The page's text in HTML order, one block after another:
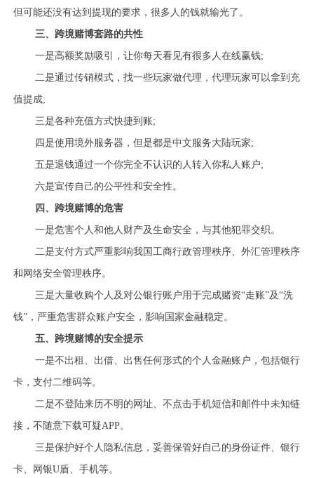
但可能还没有达到提现的要求，很多人的钱就输光了。
三、跨境赌博套路的共性
一是高额奖励吸引，让你每天看见有很多人在线赢钱;
二是通过传销模式，找一些玩家做代理，代理玩家可以拿到充
值提成;
三是各种充值方式快捷到账;
四是使用境外服务器，但是都是中文服务大陆玩家;
五是退钱通过一个你完全不认识的人转入你私人账户;
六是宣传自己的公平性和安全性。
四、跨境赌博的危害
一是危害个人和他人财产及生命安全，与其他犯罪交织。
二是支付方式严重影响我国工商行政管理秩序、外汇管理秩序
和网络安全管理秩序。
三是大量收购个人及对公银行账户用于完成赌资“走账”及“洗
钱”，严重危害群众账户安全，影响国家金融稳定。
五、跨境赌博的安全提示
一是不出租、出借、出售任何形式的个人金融账户，包括银行
卡，支付二维码等。
二是不登陆来历不明的网址、不点击手机短信和邮件中未知链
接，不随意下载可疑APP。
三是保护好个人隐私信息，妥善保管好自己的身份证件、银行
卡、网银U盾、手机等。